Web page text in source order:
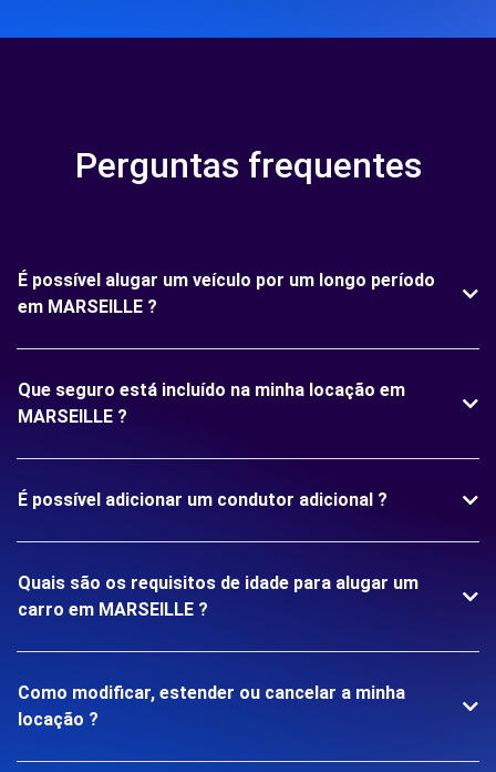
Perguntas frequentes
É possível alugar um veículo por um longo período
em MARSEILLE ?
Que seguro está incluído na minha locação em
MARSEILLE ?
É possível adicionar um condutor adicional ?
Quais são os requisitos de idade para alugar um
carro em MARSEILLE ?
Como modificar, estender ou cancelar a minha
locação ?